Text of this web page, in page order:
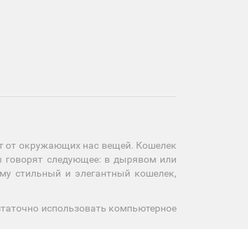
от окружающих нас вещей. Кошелек
следующее: в дырявом или
стильный и элегантный кошелек,
использовать компьютерное